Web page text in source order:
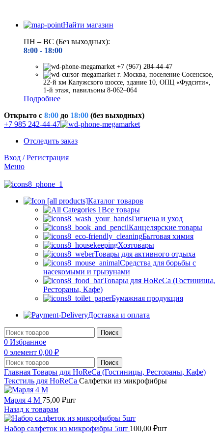
Найти магазин
ПН – ВС (Без выходных):
8:00 - 18:00
+7 (967) 284-44-47
г. Москва, поселение Сосенское,
22-й км Калужского шоссе, здание 10, ОПЦ «Фудсити»,
1-й этаж, павильоны 8-062–064
Подробнее
Открыто c 8:00 до 18:00 (без выходных)
+7 985 242-44-47
Отследить заказ
Вход / Регистрация
Меню
Каталог товаров
Все товары
Гигиена и уход
Канцелярские товары
Бытовая химия
Хозтовары
Товары для активного отдыха
Средства для борьбы с
насекомыми и грызунами
Товары для HoReCa (Гостиницы,
Рестораны, Кафе)
Бумажная продукция
Доставка и оплата
Поиск
0 Избранное
0 элемент 0,00 ₽
Поиск
Главная Товары для HoReCa (Гостиницы, Рестораны, Кафе)
Текстиль для HoReCa Салфетки из микрофибры
Марля 4 М 75,00 ₽шт
Назад к товарам
Набор салфеток из микрофибры 5шт 100,00 ₽шт